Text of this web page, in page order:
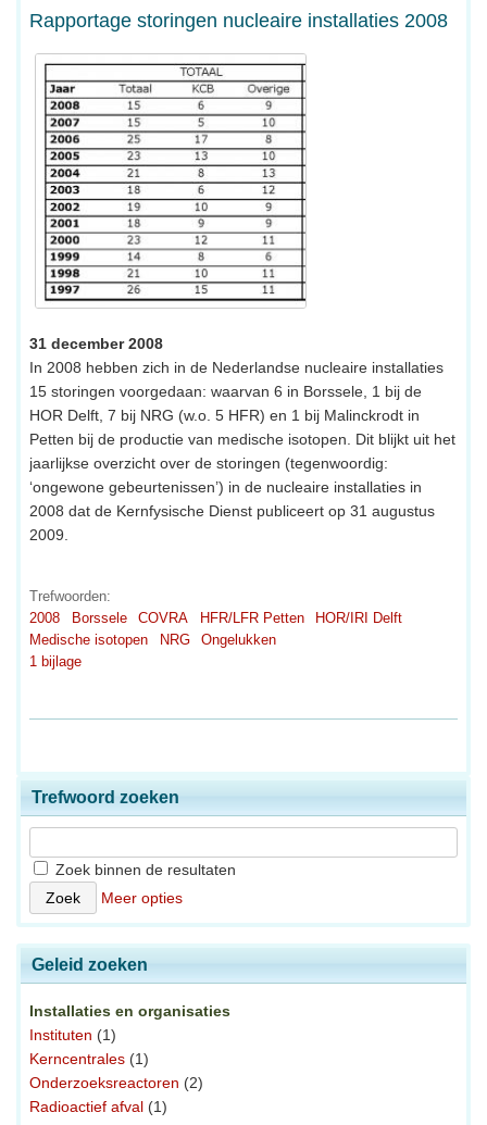
Rapportage storingen nucleaire installaties 2008
31 december 2008
In 2008 hebben zich in de Nederlandse nucleaire installaties
15 storingen voorgedaan: waarvan 6 in Borssele, 1 bij de
HOR Delft, 7 bij NRG (w.o. 5 HFR) en 1 bij Malinckrodt in
Petten bij de productie van medische isotopen. Dit blijkt uit het
jaarlijkse overzicht over de storingen (tegenwoordig:
‘ongewone gebeurtenissen’) in de nucleaire installaties in
2008 dat de Kernfysische Dienst publiceert op 31 augustus
2009.
Trefwoorden:
2008
Borssele COVRA HFR/LFR Petten
HOR/IRI Delft
Medische isotopen
NRG
Ongelukken
1 bijlage
Trefwoord zoeken
Zoek binnen de resultaten
Meer opties
Geleid zoeken
Installaties en organisaties
Instituten (1)
Kerncentrales (1)
Onderzoeksreactoren (2)
Radioactief afval (1)